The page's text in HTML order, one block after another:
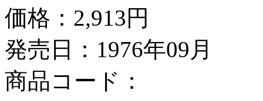
価格： 2,913円
発売日：1976年09月
商品コード：